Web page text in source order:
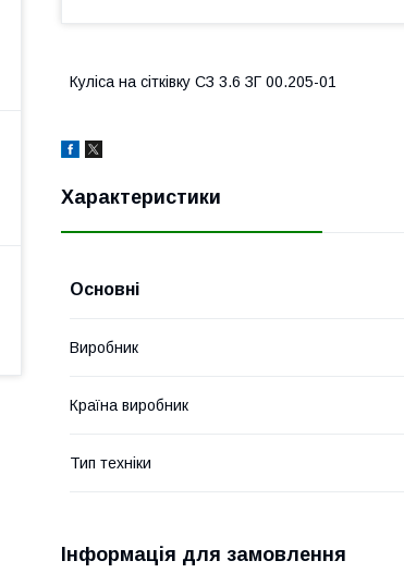
Куліса на сітківку СЗ 3.6 ЗГ 00.205-01
Характеристики
Основні
Виробник
Країна виробник
Тип техніки
Інформація для замовлення